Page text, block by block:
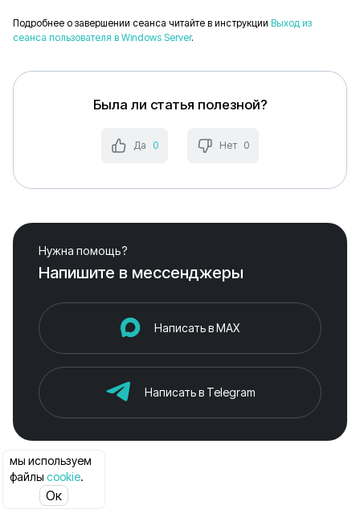
Подробнее о завершении сеанса читайте в инструкции Выход из
сеанса пользователя в Windows Server.
Была ли статья полезной?
Да 0 Нет 0
Нужна помощь?
Напишите в мессенджеры
Написать в MAX
Написать в Telegram
мы используем
файлыcookie.
Ок